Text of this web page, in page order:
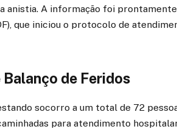
anistia. A informação foi
que iniciou o protocolo de
de Feridos
socorro a um total de 72
para atendimento